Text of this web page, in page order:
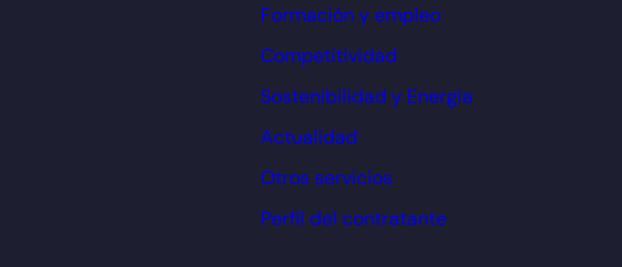
Formación y empleo
Competitividad
Sostenibilidad y Energía
Actualidad
Otros servicios
Perfil del contratante